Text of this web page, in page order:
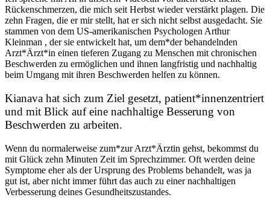
Rückenschmerzen, die mich seit Herbst wieder verstärkt plagen. Die
zehn Fragen, die er mir stellt, hat er sich nicht selbst ausgedacht. Sie
stammen von dem US-amerikanischen Psychologen Arthur
Kleinman , der sie entwickelt hat, um dem*der behandelnden
Arzt*Ärzt*in einen tieferen Zugang zu Menschen mit chronischen
Beschwerden zu ermöglichen und ihnen langfristig und nachhaltig
beim Umgang mit ihren Beschwerden helfen zu können.
Kianava hat sich zum Ziel gesetzt, patient*innenzentriert
und mit Blick auf eine nachhaltige Besserung von
Beschwerden zu arbeiten.
Wenn du normalerweise zum*zur Arzt*Ärztin gehst, bekommst du
mit Glück zehn Minuten Zeit im Sprechzimmer. Oft werden deine
Symptome eher als der Ursprung des Problems behandelt, was ja
gut ist, aber nicht immer führt das auch zu einer nachhaltigen
Verbesserung deines Gesundheitszustandes.